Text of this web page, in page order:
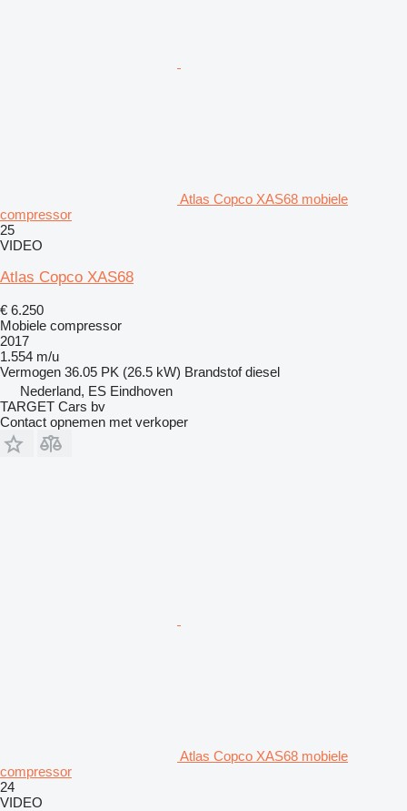
Atlas Copco XAS68 mobiele
compressor
25
VIDEO
Atlas Copco XAS68
€ 6.250
Mobiele compressor
2017
1.554 m/u
Vermogen 36.05 PK (26.5 kW) Brandstof diesel
Nederland, ES Eindhoven
TARGET Cars bv
Contact opnemen met verkoper
Atlas Copco XAS68 mobiele
compressor
24
VIDEO